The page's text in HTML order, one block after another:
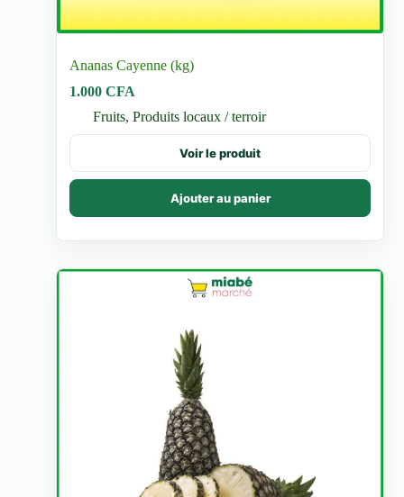
Ananas Cayenne (kg)
1.000CFA
Fruits,Produits locaux / terroir
Voir le produit
Ajouter au panier